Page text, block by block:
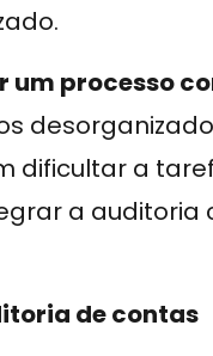
um processo
a
a auditoria
de contas